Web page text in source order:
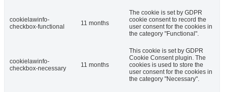
cookielawinfo-
checkbox-functional
11 months
The cookie is set by GDPR
cookie consent to record the
user consent for the cookies in
the category "Functional".
cookielawinfo-
checkbox-necessary
11 months
This cookie is set by GDPR
Cookie Consent plugin. The
cookies is used to store the
user consent for the cookies in
the category "Necessary".